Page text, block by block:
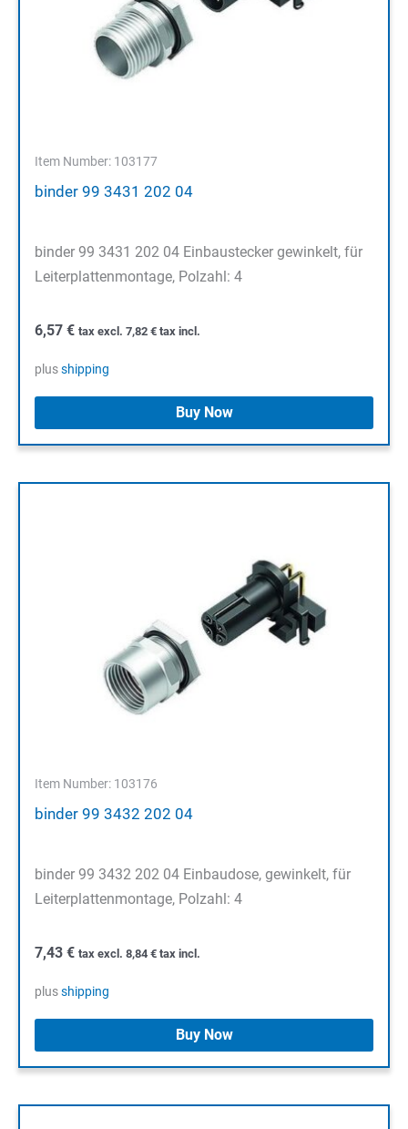
Item Number: 103177
binder 99 3431 202 04
binder 99 3431 202 04 Einbaustecker gewinkelt, für
Leiterplattenmontage, Polzahl: 4
6,57 € tax excl. 7,82 € tax incl.
plusshipping
Buy Now
Item Number: 103176
binder 99 3432 202 04
binder 99 3432 202 04 Einbaudose, gewinkelt, für
Leiterplattenmontage, Polzahl: 4
7,43 € tax excl. 8,84 € tax incl.
plusshipping
Buy Now